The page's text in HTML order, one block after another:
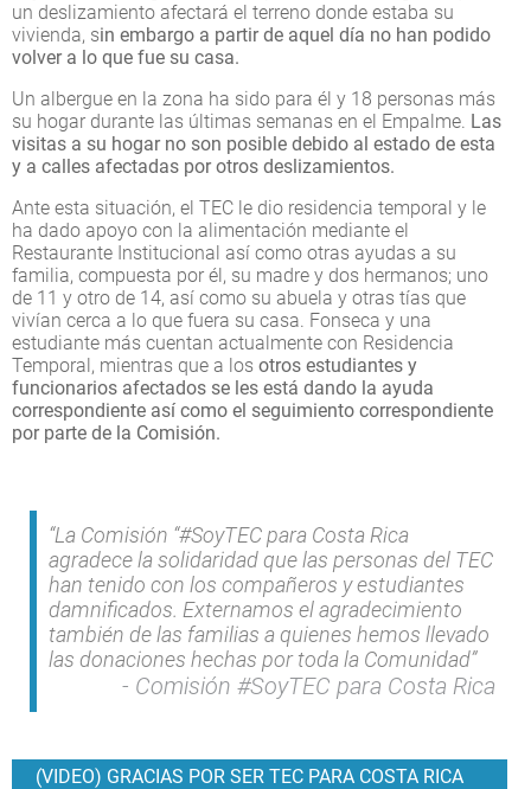
un deslizamiento afectará el terreno donde estaba su
vivienda, sin embargo a partir de aquel día no han podido
volver a lo que fue su casa.
Un albergue en la zona ha sido para él y 18 personas más
su hogar durante las últimas semanas en el Empalme. Las
visitas a su hogar no son posible debido al estado de esta
y a calles afectadas por otros deslizamientos.
Ante esta situación, el TEC le dio residencia temporal y le
ha dado apoyo con la alimentación mediante el
Restaurante Institucional así como otras ayudas a su
familia, compuesta por él, su madre y dos hermanos; uno
de 11 y otro de 14, así como su abuela y otras tías que
vivían cerca a lo que fuera su casa. Fonseca y una
estudiante más cuentan actualmente con Residencia
Temporal, mientras que a los otros estudiantes y
funcionarios afectados se les está dando la ayuda
correspondiente así como el seguimiento correspondiente
por parte de la Comisión.
“La Comisión “#SoyTEC para Costa Rica
agradece la solidaridad que las personas del TEC
han tenido con los compañeros y estudiantes
damnificados. Externamos el agradecimiento
también de las familias a quienes hemos llevado
las donaciones hechas por toda la Comunidad”
Comisión #SoyTEC para Costa Rica
(VIDEO) GRACIAS POR SER TEC PARA COSTA RICA